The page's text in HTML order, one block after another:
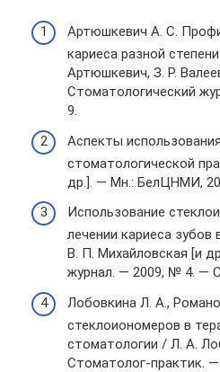
Артюшкевич А. С.
кариеса разной
Артюшкевич, З. Р.
Стоматологический
9.
Аспекты
стоматологической
др.]. — Мн.: БелЦНМИ,
Использование
лечении кариеса
В. П. Михайловская [и
журнал. — 2009, № 4. —
Лобовкина Л. А.,
стеклоиономеров в
стоматологии / Л. А.
Стоматолог-практик.